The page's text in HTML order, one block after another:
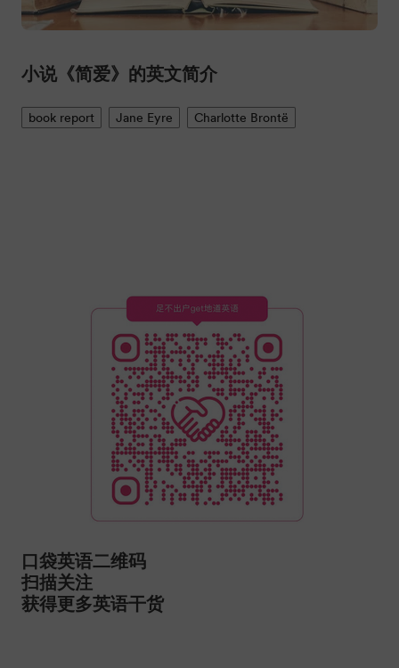
小说《简爱》的英文简介
book report Jane Eyre Charlotte Brontë
口袋英语二维码
扫描关注
获得更多英语干货